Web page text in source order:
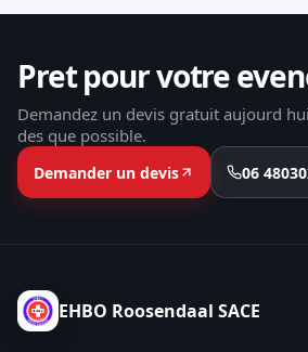
Pret pour votre
Demandez un devis gratuit aujourd
des que possible.
Demander un devis 06
EHBO Roosendaal SACE